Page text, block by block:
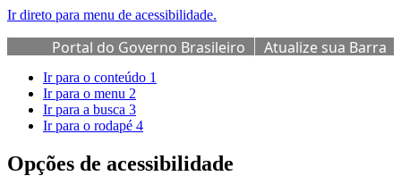
Ir direto para menu de acessibilidade.
Portal do Governo Brasileiro
Atualize sua Barra
de Governo
Ir para o conteúdo 1
Ir para o menu 2
Ir para a busca 3
Ir para o rodapé 4
Opções de acessibilidade